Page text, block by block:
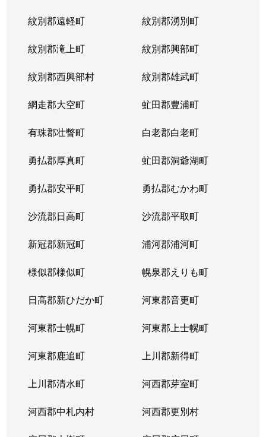
紋別郡遠軽町 紋別郡湧別町
紋別郡滝上町 紋別郡興部町
紋別郡西興部村 紋別郡雄武町
網走郡大空町 虻田郡豊浦町
有珠郡壮瞥町 白老郡白老町
勇払郡厚真町 虻田郡洞爺湖町
勇払郡安平町 勇払郡むかわ町
沙流郡日高町 沙流郡平取町
新冠郡新冠町 浦河郡浦河町
様似郡様似町 幌泉郡えりも町
日高郡新ひだか町 河東郡音更町
河東郡士幌町 河東郡上士幌町
河東郡鹿追町 上川郡新得町
上川郡清水町 河西郡芽室町
河西郡中札内村 河西郡更別村